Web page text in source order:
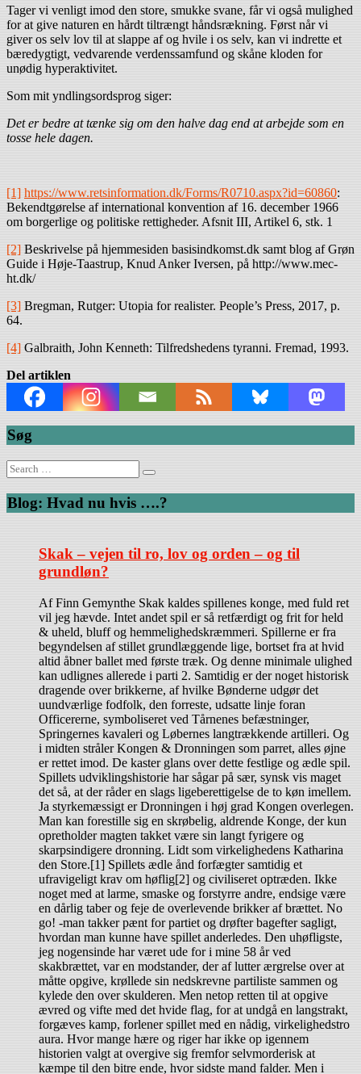
Tager vi venligt imod den store, smukke svane, får vi også mulighed
for at give naturen en hårdt tiltrængt håndsrækning. Først når vi
giver os selv lov til at slappe af og hvile i os selv, kan vi indrette et
bæredygtigt, vedvarende verdenssamfund og skåne kloden for
unødig hyperaktivitet.
Som mit yndlingsordsprog siger:
Det er bedre at tænke sig om den halve dag end at arbejde som en
tosse hele dagen.
[1] https://www.retsinformation.dk/Forms/R0710.aspx?id=60860:
Bekendtgørelse af international konvention af 16. december 1966
om borgerlige og politiske rettigheder. Afsnit III, Artikel 6, stk. 1
[2] Beskrivelse på hjemmesiden basisindkomst.dk samt blog af Grøn
Guide i Høje-Taastrup, Knud Anker Iversen, på http://www.mec-
ht.dk/
[3] Bregman, Rutger: Utopia for realister. People’s Press, 2017, p.
64.
[4] Galbraith, John Kenneth: Tilfredshedens tyranni. Fremad, 1993.
Del artiklen
Søg
Search
for:
Blog: Hvad nu hvis ….?
Skak – vejen til ro, lov og orden – og til
grundløn?
Af Finn Gemynthe Skak kaldes spillenes konge, med fuld ret
vil jeg hævde. Intet andet spil er så retfærdigt og frit for held
& uheld, bluff og hemmelighedskræmmeri. Spillerne er fra
begyndelsen af stillet grundlæggende lige, bortset fra at hvid
altid åbner ballet med første træk. Og denne minimale ulighed
kan udlignes allerede i parti 2. Samtidig er der noget historisk
dragende over brikkerne, af hvilke Bønderne udgør det
uundværlige fodfolk, den forreste, udsatte linje foran
Officererne, symboliseret ved Tårnenes befæstninger,
Springernes kavaleri og Løbernes langtrækkende artilleri. Og
i midten stråler Kongen & Dronningen som parret, alles øjne
er rettet imod. De kaster glans over dette festlige og ædle spil.
Spillets udviklingshistorie har sågar på sær, synsk vis maget
det så, at der råder en slags ligeberettigelse de to køn imellem.
Ja styrkemæssigt er Dronningen i høj grad Kongen overlegen.
Man kan forestille sig en skrøbelig, aldrende Konge, der kun
opretholder magten takket være sin langt fyrigere og
skarpsindigere dronning. Lidt som virkelighedens Katharina
den Store.[1] Spillets ædle ånd forfægter samtidig et
ufravigeligt krav om høflig[2] og civiliseret optræden. Ikke
noget med at larme, smaske og forstyrre andre, endsige være
en dårlig taber og feje de overlevende brikker af brættet. No
go! -man takker pænt for partiet og drøfter bagefter sagligt,
hvordan man kunne have spillet anderledes. Den uhøfligste,
jeg nogensinde har været ude for i mine 58 år ved
skakbrættet, var en modstander, der af lutter ærgrelse over at
måtte opgive, krøllede sin nedskrevne partiliste sammen og
kylede den over skulderen. Men netop retten til at opgive
ævred og vifte med det hvide flag, for at undgå en langstrakt,
forgæves kamp, forlener spillet med en nådig, virkelighedstro
aura. Hvor mange hære og riger har ikke op igennem
historien valgt at overgive sig fremfor selvmorderisk at
kæmpe til den bitre ende, hvor sidste mand falder. Men i